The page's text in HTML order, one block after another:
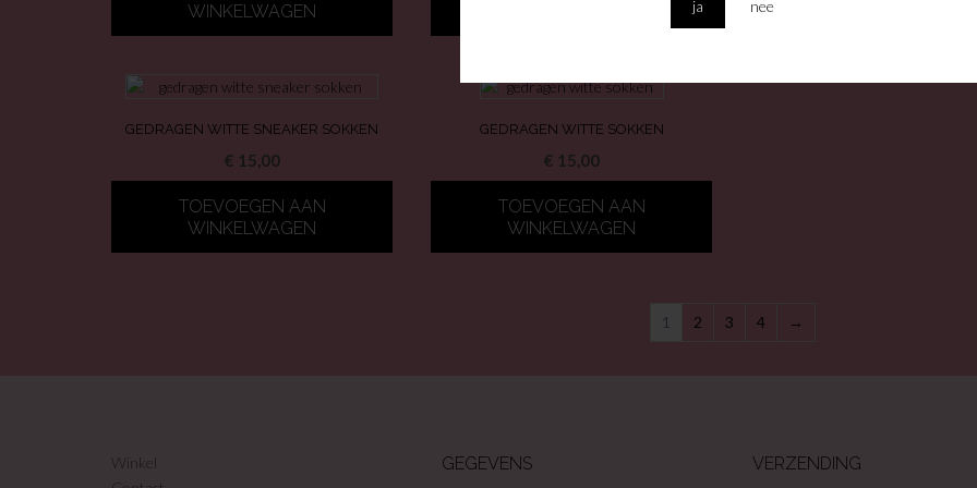
ja nee
WINKELWAGEN
GEDRAGEN WITTE SNEAKER SOKKEN
€ 15,00
TOEVOEGEN AAN
WINKELWAGEN
GEDRAGEN WITTE SOKKEN
€ 15,00
TOEVOEGEN AAN
WINKELWAGEN
1 2 3 4 →
Winkel
GEGEVENS VERZENDING